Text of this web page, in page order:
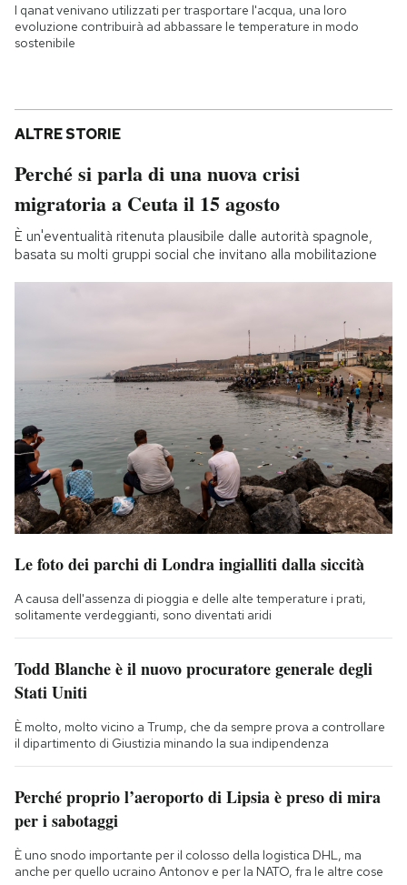
I qanat venivano utilizzati per trasportare l'acqua, una loro
evoluzione contribuirà ad abbassare le temperature in modo
sostenibile
ALTRE STORIE
Perché si parla di una nuova crisi
migratoria a Ceuta il 15 agosto
È un'eventualità ritenuta plausibile dalle autorità spagnole,
basata su molti gruppi social che invitano alla mobilitazione
Le foto dei parchi di Londra ingialliti dalla siccità
A causa dell'assenza di pioggia e delle alte temperature i prati,
solitamente verdeggianti, sono diventati aridi
Todd Blanche è il nuovo procuratore generale degli
Stati Uniti
È molto, molto vicino a Trump, che da sempre prova a controllare
il dipartimento di Giustizia minando la sua indipendenza
Perché proprio l’aeroporto di Lipsia è preso di mira
per i sabotaggi
È uno snodo importante per il colosso della logistica DHL, ma
anche per quello ucraino Antonov e per la NATO, fra le altre cose